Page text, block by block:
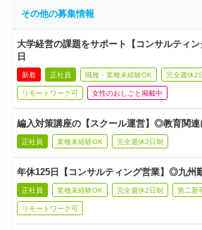
その他の募集情報
大学経営の課題をサポート【コンサルティ
日
新着 正社員 職種・業種未経験OK 完全週休2
リモートワーク可 女性のおしごと掲載中
編入対策講座の【スクール運営】◎教育関連
正社員 業種未経験OK 完全週休2日制
年休125日【コンサルティング営業】◎九州
正社員 業種未経験OK 完全週休2日制 第二新
リモートワーク可